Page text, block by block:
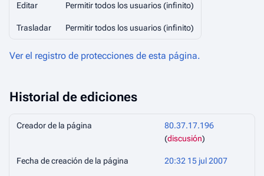
Editar Permitir todos los usuarios (infinito)
Trasladar Permitir todos los usuarios (infinito)
Ver el registro de protecciones de esta página.
Historial de ediciones
Creador de la página
80.37.17.196
(discusión)
Fecha de creación de la página 20:32 15 jul 2007